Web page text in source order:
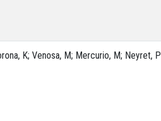
K; Venosa, M; Mercurio, M; Neyret, P